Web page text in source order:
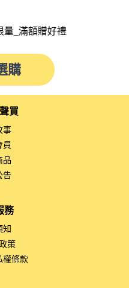
購
買
事
員
品
告
務
知
策
權條款